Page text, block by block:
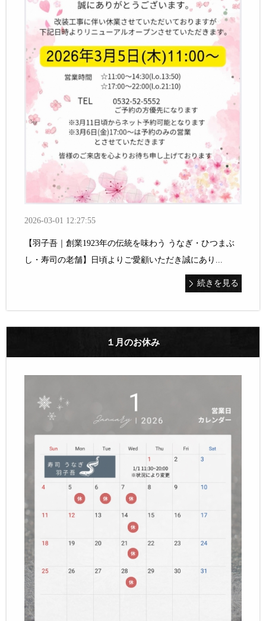
2026-03-01 12:27:55
【羽子吾｜創業1923年の伝統を味わう うなぎ・ひつまぶ
し・寿司の老舗】日頃よりご愛顧いただき誠にあり...
続きを見る
１月のお休み